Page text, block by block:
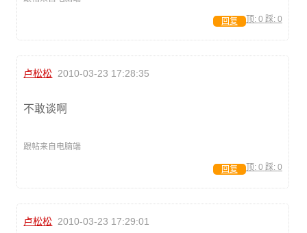
顶: 0 踩: 0
回复
卢松松 2010-03-23 17:28:35
不敢谈啊
跟帖来自电脑端
顶: 0 踩: 0
回复
卢松松 2010-03-23 17:29:01